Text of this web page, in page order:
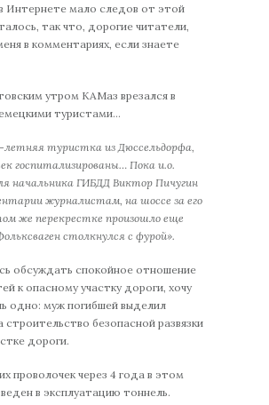
Интернете мало следов от этой
так что, дорогие читатели,
в комментариях, если знаете
утром КАМаз врезался в
туристами…
летняя туристка из Дюссельдорфа,
госпитализированы… Пока и.о.
начальника ГИБДД Виктор Пичугин
журналистам, на шоссе за его
же перекрестке произошло еще
столкнулся с фурой».
обсуждать спокойное отношение
к опасному участку дороги, хочу
одно: муж погибшей выделил
строительство безопасной развязки
дороги.
проволочек через 4 года в этом
в эксплуатацию тоннель.